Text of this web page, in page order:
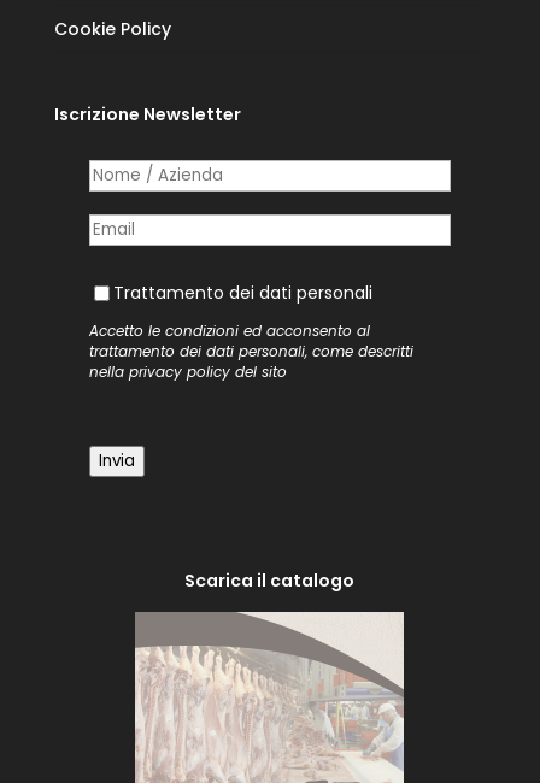
Cookie Policy
Iscrizione Newsletter
Nome /​ Azienda
Posta elettronica
Trattamento dei dati personali
Trattamento dei dati personali
Accetto le condizioni ed acconsento al
trattamento dei dati personali, come descritti
nella privacy policydel sito
Invia
Scarica il catalogo